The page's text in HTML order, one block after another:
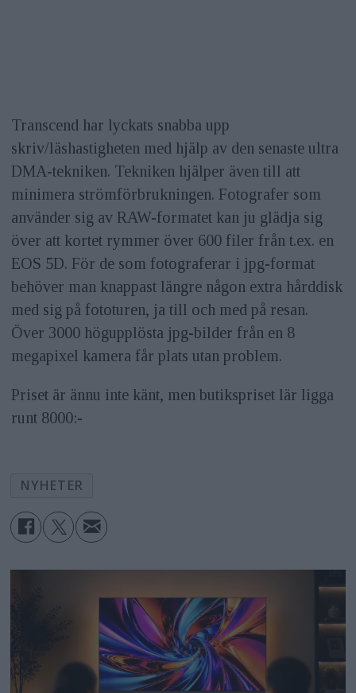
Transcend har lyckats snabba upp
skriv/läshastigheten med hjälp av den senaste ultra
DMA-tekniken. Tekniken hjälper även till att
minimera strömförbrukningen. Fotografer som
använder sig av RAW-formatet kan ju glädja sig
över att kortet rymmer över 600 filer från t.ex. en
EOS 5D. För de som fotograferar i jpg-format
behöver man knappast längre någon extra hårddisk
med sig på fototuren, ja till och med på resan.
Över 3000 högupplösta jpg-bilder från en 8
megapixel kamera får plats utan problem.
Priset är ännu inte känt, men butikspriset lär ligga
runt 8000:-
NYHETER